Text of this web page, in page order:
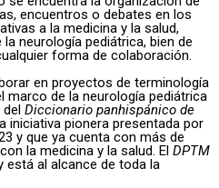
encuentros o debates en los
a la medicina y la salud,
neurología pediátrica, bien de
forma de colaboración.
en proyectos de terminología
marco de la neurología pediátrica
del Diccionario panhispánico de
iniciativa pionera presentada por
y que ya cuenta con más de
la medicina y la salud. El DPTM
al alcance de toda la